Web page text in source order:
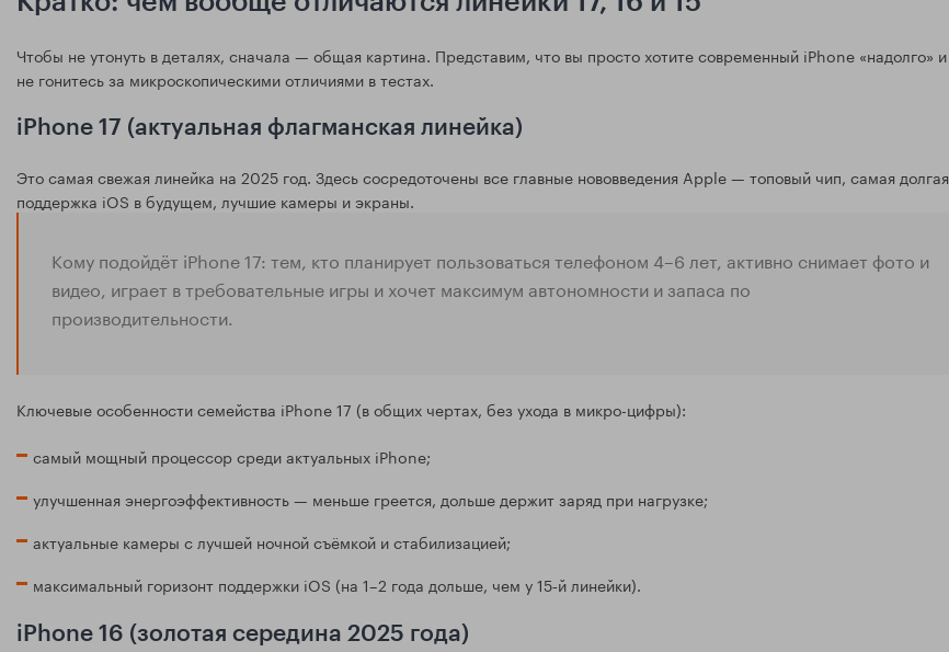
Чтобы не утонуть в деталях, сначала — общая картина. Представим, что вы просто хотите современный iPhone «надолго» и
не гонитесь за микроскопическими отличиями в тестах.
iPhone 17 (актуальная флагманская линейка)
Это самая свежая линейка на 2025 год. Здесь сосредоточены все главные нововведения Apple — топовый чип, самая долгая
поддержка iOS в будущем, лучшие камеры и экраны.
Кому подойдёт iPhone 17: тем, кто планирует пользоваться телефоном 4–6 лет, активно снимает фото и
видео, играет в требовательные игры и хочет максимум автономности и запаса по
производительности.
Ключевые особенности семейства iPhone 17 (в общих чертах, без ухода в микро-цифры):
самый мощный процессор среди актуальных iPhone;
улучшенная энергоэффективность — меньше греется, дольше держит заряд при нагрузке;
актуальные камеры с лучшей ночной съёмкой и стабилизацией;
максимальный горизонт поддержки iOS (на 1–2 года дольше, чем у 15‑й линейки).
iPhone 16 (золотая середина 2025 года)